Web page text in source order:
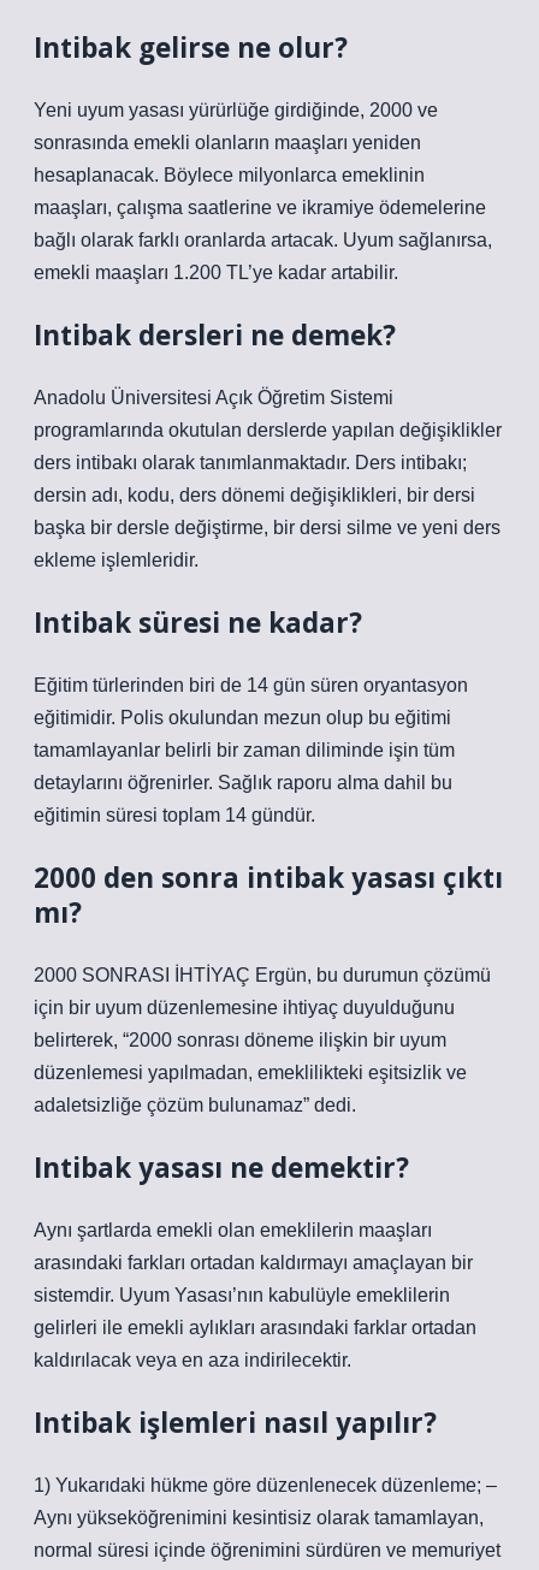
Intibak gelirse ne olur?
Yeni uyum yasası yürürlüğe girdiğinde, 2000 ve
sonrasında emekli olanların maaşları yeniden
hesaplanacak. Böylece milyonlarca emeklinin
maaşları, çalışma saatlerine ve ikramiye ödemelerine
bağlı olarak farklı oranlarda artacak. Uyum sağlanırsa,
emekli maaşları 1.200 TL’ye kadar artabilir.
Intibak dersleri ne demek?
Anadolu Üniversitesi Açık Öğretim Sistemi
programlarında okutulan derslerde yapılan değişiklikler
ders intibakı olarak tanımlanmaktadır. Ders intibakı;
dersin adı, kodu, ders dönemi değişiklikleri, bir dersi
başka bir dersle değiştirme, bir dersi silme ve yeni ders
ekleme işlemleridir.
Intibak süresi ne kadar?
Eğitim türlerinden biri de 14 gün süren oryantasyon
eğitimidir. Polis okulundan mezun olup bu eğitimi
tamamlayanlar belirli bir zaman diliminde işin tüm
detaylarını öğrenirler. Sağlık raporu alma dahil bu
eğitimin süresi toplam 14 gündür.
2000 den sonra intibak yasası çıktı
mı?
2000 SONRASI İHTİYAÇ Ergün, bu durumun çözümü
için bir uyum düzenlemesine ihtiyaç duyulduğunu
belirterek, “2000 sonrası döneme ilişkin bir uyum
düzenlemesi yapılmadan, emeklilikteki eşitsizlik ve
adaletsizliğe çözüm bulunamaz” dedi.
Intibak yasası ne demektir?
Aynı şartlarda emekli olan emeklilerin maaşları
arasındaki farkları ortadan kaldırmayı amaçlayan bir
sistemdir. Uyum Yasası’nın kabulüyle emeklilerin
gelirleri ile emekli aylıkları arasındaki farklar ortadan
kaldırılacak veya en aza indirilecektir.
Intibak işlemleri nasıl yapılır?
1) Yukarıdaki hükme göre düzenlenecek düzenleme; –
Aynı yükseköğrenimini kesintisiz olarak tamamlayan,
normal süresi içinde öğrenimini sürdüren ve memuriyet